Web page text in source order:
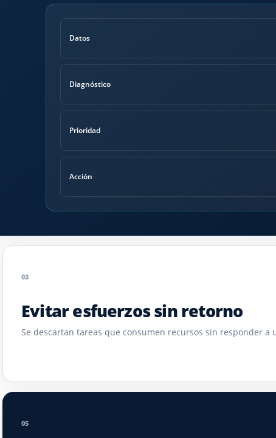
Datos
Diagnóstico
Prioridad
Acción
03
Evitar esfuerzos sin retorno
Se descartan tareas que consumen recursos sin responder a
05